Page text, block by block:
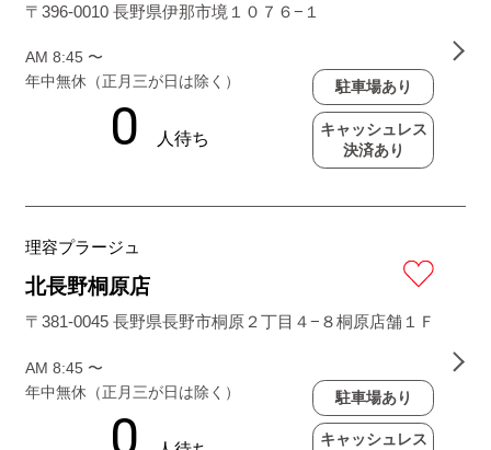
〒396-0010 長野県伊那市境１０７６−１
AM 8:45 〜
年中無休（正月三が日は除く）
駐車場あり
キャッシュレス
決済あり
理容プラージュ
北長野桐原店
〒381-0045 長野県長野市桐原２丁目４−８桐原店舗１Ｆ
AM 8:45 〜
年中無休（正月三が日は除く）
駐車場あり
キャッシュレス